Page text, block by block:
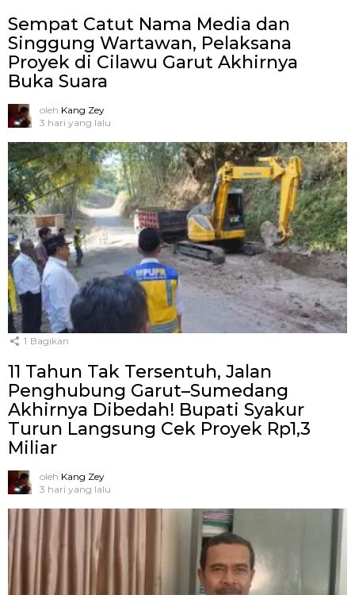
Sempat Catut Nama Media dan
Singgung Wartawan, Pelaksana
Proyek di Cilawu Garut Akhirnya
Buka Suara
oleh Kang Zey
3 hari yang lalu
1 Bagikan
11 Tahun Tak Tersentuh, Jalan
Penghubung Garut–Sumedang
Akhirnya Dibedah! Bupati Syakur
Turun Langsung Cek Proyek Rp1,3
Miliar
oleh Kang Zey
3 hari yang lalu